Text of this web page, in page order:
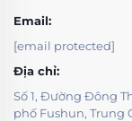
Email:
[email protected]
Địa chỉ:
Số 1, Đường Đông
phố Fushun, Trung